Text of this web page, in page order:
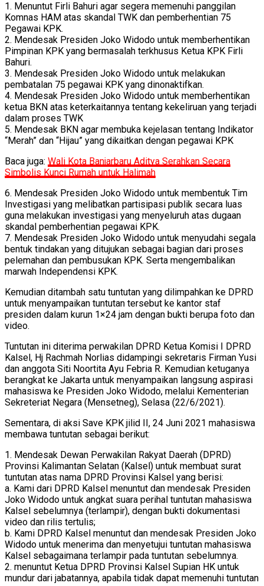
1. Menuntut Firli Bahuri agar segera memenuhi panggilan
Komnas HAM atas skandal TWK dan pemberhentian 75
Pegawai KPK.
2. Mendesak Presiden Joko Widodo untuk memberhentikan
Pimpinan KPK yang bermasalah terkhusus Ketua KPK Firli
Bahuri.
3. Mendesak Presiden Joko Widodo untuk melakukan
pembatalan 75 pegawai KPK yang dinonaktifkan.
4. Mendesak Presiden Joko Widodo untuk memberhentikan
ketua BKN atas keterkaitannya tentang kekeliruan yang terjadi
dalam proses TWK
5. Mendesak BKN agar membuka kejelasan tentang Indikator
“Merah” dan “Hijau” yang dikaitkan dengan pegawai KPK
Baca juga: Wali Kota Banjarbaru Aditya Serahkan Secara
Simbolis Kunci Rumah untuk Halimah
6. Mendesak Presiden Joko Widodo untuk membentuk Tim
Investigasi yang melibatkan partisipasi publik secara luas
guna melakukan investigasi yang menyeluruh atas dugaan
skandal pemberhentian pegawai KPK.
7. Mendesak Presiden Joko Widodo untuk menyudahi segala
bentuk tindakan yang ditujukan sebagai bagian dari proses
pelemahan dan pembusukan KPK. Serta mengembalikan
marwah Independensi KPK.
Kemudian ditambah satu tuntutan yang dilimpahkan ke DPRD
untuk menyampaikan tuntutan tersebut ke kantor staf
presiden dalam kurun 1×24 jam dengan bukti berupa foto dan
video.
Tuntutan ini diterima perwakilan DPRD Ketua Komisi I DPRD
Kalsel, Hj Rachmah Norlias didampingi sekretaris Firman Yusi
dan anggota Siti Noortita Ayu Febria R. Kemudian ketuganya
berangkat ke Jakarta untuk menyampaikan langsung aspirasi
mahasiswa ke Presiden Joko Widodo, melalui Kementerian
Sekreteriat Negara (Mensetneg), Selasa (22/6/2021).
Sementara, di aksi Save KPK jilid II, 24 Juni 2021 mahasiswa
membawa tuntutan sebagai berikut:
1. Mendesak Dewan Perwakilan Rakyat Daerah (DPRD)
Provinsi Kalimantan Selatan (Kalsel) untuk membuat surat
tuntutan atas nama DPRD Provinsi Kalsel yang berisi:
a. Kami dari DPRD Kalsel menuntut dan mendesak Presiden
Joko Widodo untuk angkat suara perihal tuntutan mahasiswa
Kalsel sebelumnya (terlampir), dengan bukti dokumentasi
video dan rilis tertulis;
b. Kami DPRD Kalsel menuntut dan mendesak Presiden Joko
Widodo untuk menerima dan menyetujui tuntutan mahasiswa
Kalsel sebagaimana terlampir pada tuntutan sebelumnya.
2. menuntut Ketua DPRD Provinsi Kalsel Supian HK untuk
mundur dari jabatannya, apabila tidak dapat memenuhi tuntutan